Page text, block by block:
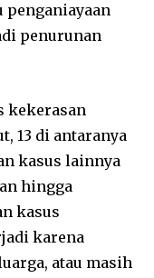
penganiayaan
penurunan
kekerasan
13 di antaranya
kasus lainnya
hingga
kasus
karena
atau masih